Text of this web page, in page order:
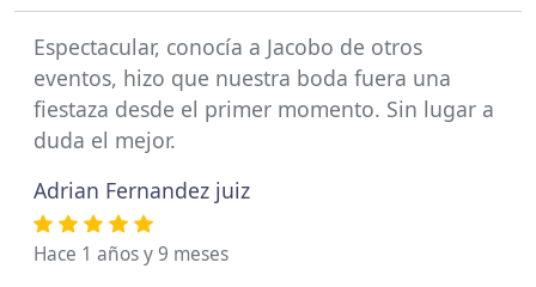
Espectacular, conocía a Jacobo de otros
eventos, hizo que nuestra boda fuera una
fiestaza desde el primer momento. Sin lugar a
duda el mejor.
Adrian Fernandez juiz
Hace 1 años y 9 meses